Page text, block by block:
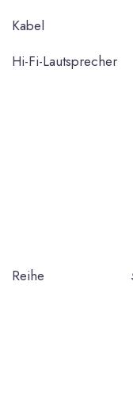
Kabel
Hi-Fi-Lautsprecher
Reihe